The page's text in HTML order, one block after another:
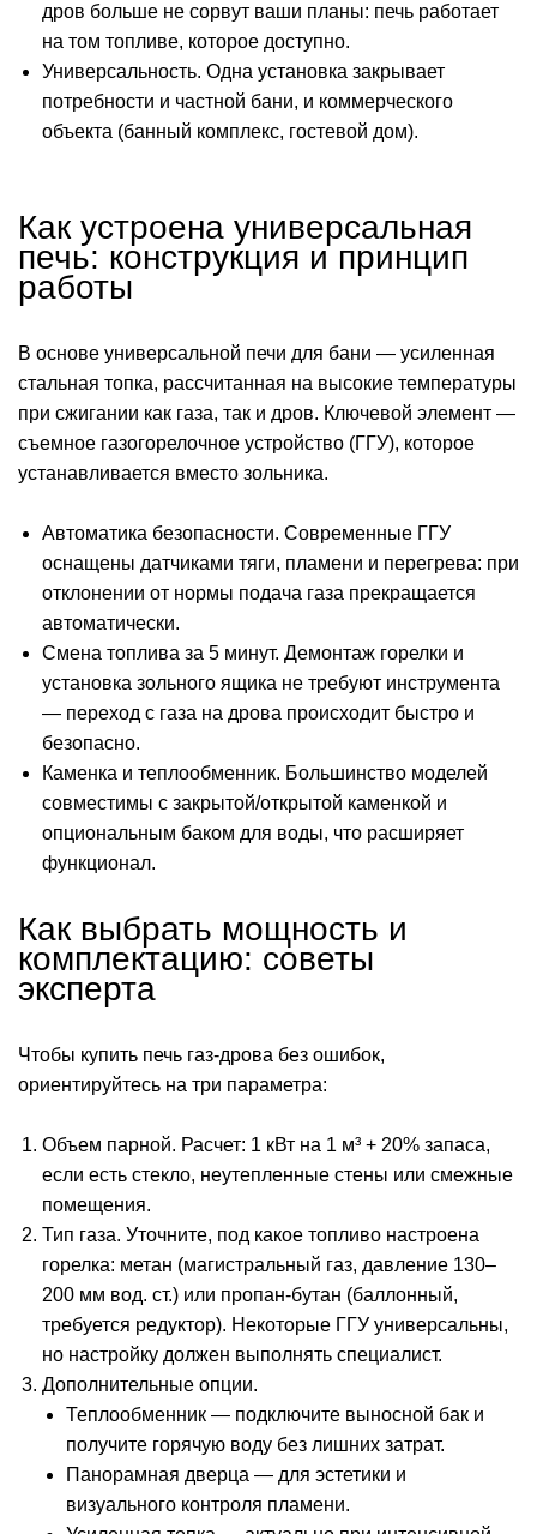
дров больше не сорвут ваши планы: печь работает
на том топливе, которое доступно.
Универсальность. Одна установка закрывает
потребности и частной бани, и коммерческого
объекта (банный комплекс, гостевой дом).
Как устроена универсальная
печь: конструкция и принцип
работы
В основе универсальной печи для бани — усиленная
стальная топка, рассчитанная на высокие температуры
при сжигании как газа, так и дров. Ключевой элемент —
съемное газогорелочное устройство (ГГУ), которое
устанавливается вместо зольника.
Автоматика безопасности. Современные ГГУ
оснащены датчиками тяги, пламени и перегрева: при
отклонении от нормы подача газа прекращается
автоматически.
Смена топлива за 5 минут. Демонтаж горелки и
установка зольного ящика не требуют инструмента
— переход с газа на дрова происходит быстро и
безопасно.
Каменка и теплообменник. Большинство моделей
совместимы с закрытой/открытой каменкой и
опциональным баком для воды, что расширяет
функционал.
Как выбрать мощность и
комплектацию: советы
эксперта
Чтобы купить печь газ-дрова без ошибок,
ориентируйтесь на три параметра:
Объем парной. Расчет: 1 кВт на 1 м³ + 20% запаса,
если есть стекло, неутепленные стены или смежные
помещения.
Тип газа. Уточните, под какое топливо настроена
горелка: метан (магистральный газ, давление 130–
200 мм вод. ст.) или пропан-бутан (баллонный,
требуется редуктор). Некоторые ГГУ универсальны,
но настройку должен выполнять специалист.
Дополнительные опции.
Теплообменник — подключите выносной бак и
получите горячую воду без лишних затрат.
Панорамная дверца — для эстетики и
визуального контроля пламени.